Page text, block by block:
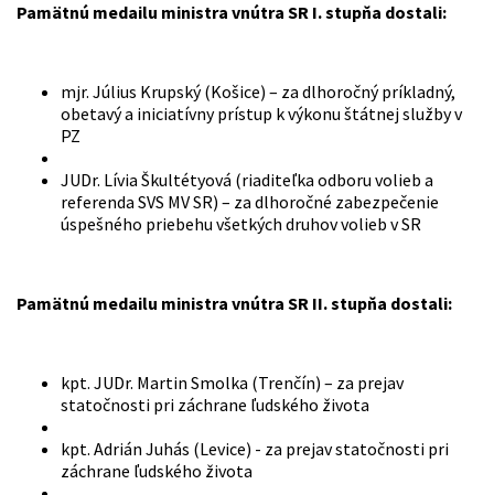
Pamätnú medailu ministra vnútra SR I. stupňa dostali:
mjr. Július Krupský (Košice) – za dlhoročný príkladný,
obetavý a iniciatívny prístup k výkonu štátnej služby v
PZ
JUDr. Lívia Škultétyová (riaditeľka odboru volieb a
referenda SVS MV SR) – za dlhoročné zabezpečenie
úspešného priebehu všetkých druhov volieb v SR
Pamätnú medailu ministra vnútra SR II. stupňa dostali:
kpt. JUDr. Martin Smolka (Trenčín) – za prejav
statočnosti pri záchrane ľudského života
kpt. Adrián Juhás (Levice) - za prejav statočnosti pri
záchrane ľudského života